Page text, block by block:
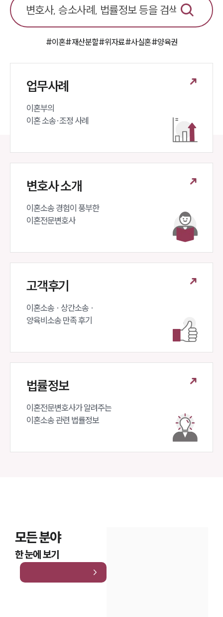
법률서식
뉴스레터/브로슈어
세미나
대륜법률상담예약
#이혼#재산분할#위자료#사실혼#양육권
업무사례
이혼부의
이혼 소송·조정 사례
변호사 소개
이혼소송 경험이 풍부한
이혼전문변호사
고객후기
이혼소송 · 상간소송 ·
양육비소송 만족 후기
법률정보
이혼전문변호사가 알려주는
이혼소송 관련 법률정보
모든 분야
한 눈에 보기